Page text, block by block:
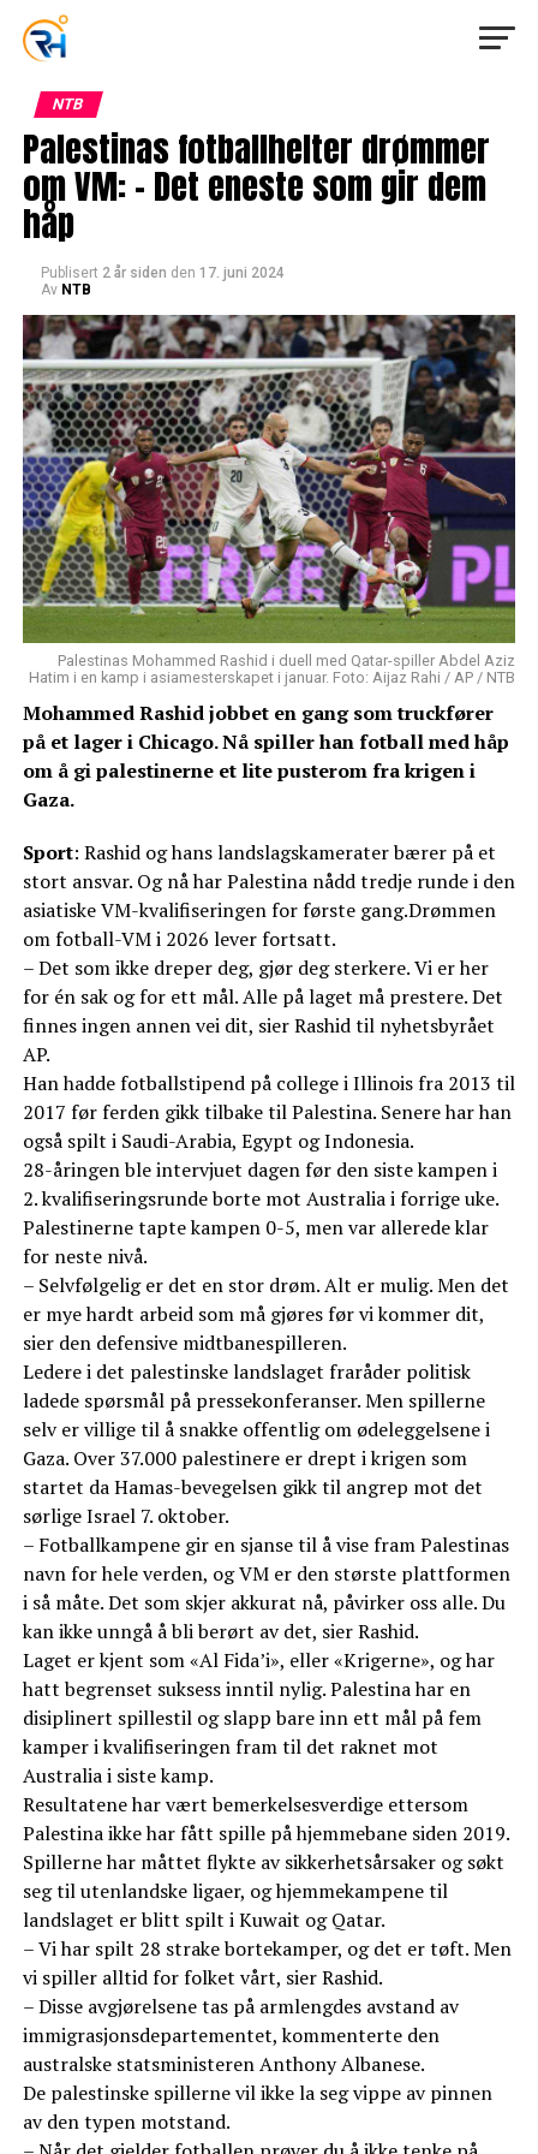
NTB
Palestinas fotballhelter drømmer
om VM: – Det eneste som gir dem
håp
Publisert 2 år siden den 17. juni 2024
Av NTB
Palestinas Mohammed Rashid i duell med Qatar-spiller Abdel Aziz
Hatim i en kamp i asiamesterskapet i januar. Foto: Aijaz Rahi / AP / NTB
Mohammed Rashid jobbet en gang som truckfører
på et lager i Chicago. Nå spiller han fotball med håp
om å gi palestinerne et lite pusterom fra krigen i
Gaza.
Sport: Rashid og hans landslagskamerater bærer på et
stort ansvar. Og nå har Palestina nådd tredje runde i den
asiatiske VM-kvalifiseringen for første gang.Drømmen
om fotball-VM i 2026 lever fortsatt.
– Det som ikke dreper deg, gjør deg sterkere. Vi er her
for én sak og for ett mål. Alle på laget må prestere. Det
finnes ingen annen vei dit, sier Rashid til nyhetsbyrået
AP.
Han hadde fotballstipend på college i Illinois fra 2013 til
2017 før ferden gikk tilbake til Palestina. Senere har han
også spilt i Saudi-Arabia, Egypt og Indonesia.
28-åringen ble intervjuet dagen før den siste kampen i
2. kvalifiseringsrunde borte mot Australia i forrige uke.
Palestinerne tapte kampen 0-5, men var allerede klar
for neste nivå.
– Selvfølgelig er det en stor drøm. Alt er mulig. Men det
er mye hardt arbeid som må gjøres før vi kommer dit,
sier den defensive midtbanespilleren.
Ledere i det palestinske landslaget fraråder politisk
ladede spørsmål på pressekonferanser. Men spillerne
selv er villige til å snakke offentlig om ødeleggelsene i
Gaza. Over 37.000 palestinere er drept i krigen som
startet da Hamas-bevegelsen gikk til angrep mot det
sørlige Israel 7. oktober.
– Fotballkampene gir en sjanse til å vise fram Palestinas
navn for hele verden, og VM er den største plattformen
i så måte. Det som skjer akkurat nå, påvirker oss alle. Du
kan ikke unngå å bli berørt av det, sier Rashid.
Laget er kjent som «Al Fida’i», eller «Krigerne», og har
hatt begrenset suksess inntil nylig. Palestina har en
disiplinert spillestil og slapp bare inn ett mål på fem
kamper i kvalifiseringen fram til det raknet mot
Australia i siste kamp.
Resultatene har vært bemerkelsesverdige ettersom
Palestina ikke har fått spille på hjemmebane siden 2019.
Spillerne har måttet flykte av sikkerhetsårsaker og søkt
seg til utenlandske ligaer, og hjemmekampene til
landslaget er blitt spilt i Kuwait og Qatar.
– Vi har spilt 28 strake bortekamper, og det er tøft. Men
vi spiller alltid for folket vårt, sier Rashid.
– Disse avgjørelsene tas på armlengdes avstand av
immigrasjonsdepartementet, kommenterte den
australske statsministeren Anthony Albanese.
De palestinske spillerne vil ikke la seg vippe av pinnen
av den typen motstand.